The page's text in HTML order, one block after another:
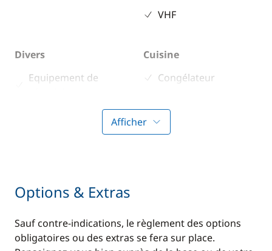
VHF
Divers
Equipement de
Cuisine
Congélateur
Machine à café
Confort
Climatisation
Afficher
Options & Extras
Sauf contre-indications, le règlement des options
obligatoires ou des extras se fera sur place.